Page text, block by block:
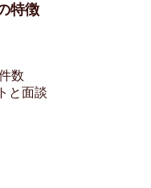
特徴
数
と面談